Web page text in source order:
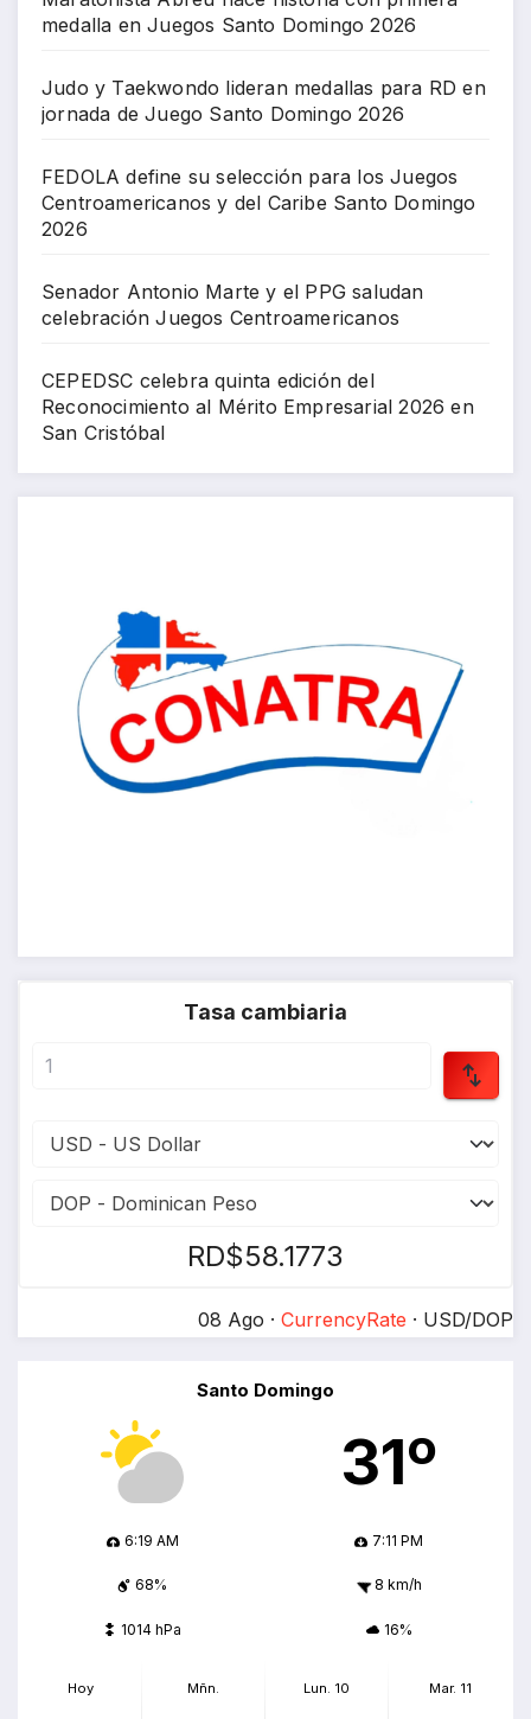
medalla en Juegos Santo Domingo 2026
Judo y Taekwondo lideran medallas para RD en
jornada de Juego Santo Domingo 2026
FEDOLA define su selección para los Juegos
Centroamericanos y del Caribe Santo Domingo
2026
Senador Antonio Marte y el PPG saludan
celebración Juegos Centroamericanos
CEPEDSC celebra quinta edición del
Reconocimiento al Mérito Empresarial 2026 en
San Cristóbal
Tasa cambiaria
RD$58.1773
08 Ago · CurrencyRate · USD/DOP
Santo Domingo
31º
6:19 AM 7:11 PM
68% 8 km/h
1014 hPa 16%
Hoy Mñn. Lun. 10 Mar. 11